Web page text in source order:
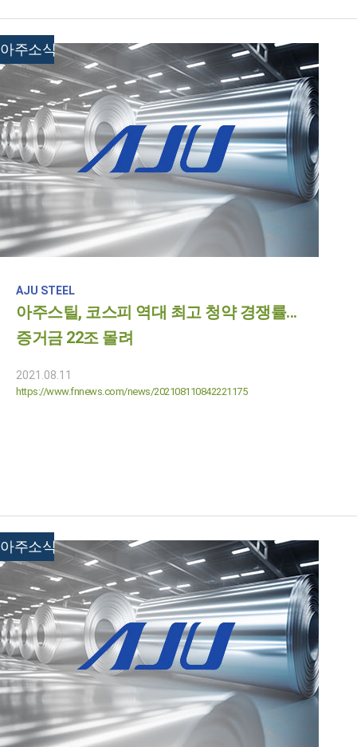
AJU STEEL
아주스틸, 코스피 역대 최고 청약 경쟁률...
증거금 22조 몰려
2021.08.11
https://www.fnnews.com/news/202108110842221175
아주소식
아주소식